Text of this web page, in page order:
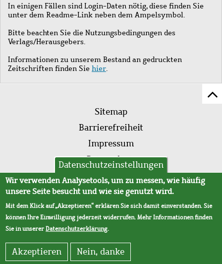
In einigen Fällen sind Login-Daten nötig, diese finden Sie
unter dem Readme-Link neben dem Ampelsymbol.
Bitte beachten Sie die Nutzungsbedingungen des
Verlags/Herausgebers.
Informationen zu unserem Bestand an gedruckten
Zeitschriften finden Sie hier.
Fußleistenmenü
Sitemap
Barrierefreiheit
Impressum
Datenschutz
AVB
Datenschutzeinstellungen
Wir verwenden Analysetools, um zu messen, wie häufig
unsere Seite besucht und wie sie genutzt wird.
Mit dem Klick auf „Akzeptieren“ erklären Sie sich damit einverstanden. Sie
können Ihre Einwilligung jederzeit widerrufen. Mehr Informationen finden
Sie in unsererDatenschutzerklärung.
Akzeptieren Nein, danke